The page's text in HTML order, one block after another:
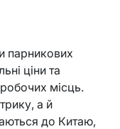
парникових
ціни та
місць.
а й
до Китаю,